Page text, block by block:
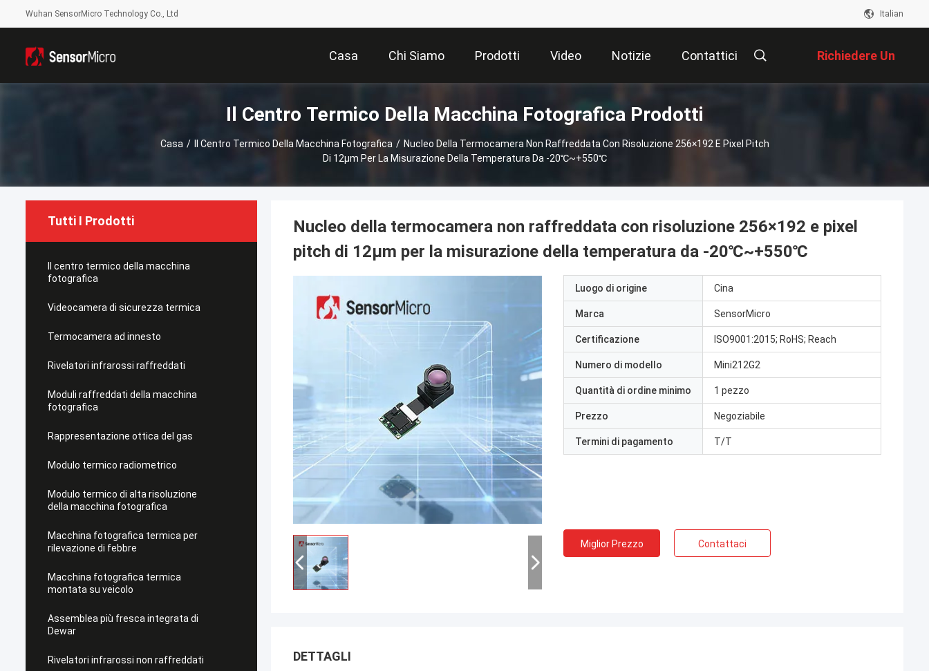
Wuhan SensorMicro Technology Co., Ltd Italian
Casa Chi Siamo Prodotti Video Notizie Contattici Richiedere Un
Preventivo
Il Centro Termico Della Macchina Fotografica Prodotti
Casa / Il Centro Termico Della Macchina Fotografica / Nucleo Della Termocamera Non Raffreddata Con Risoluzione 256×192 E Pixel Pitch
Di 12μm Per La Misurazione Della Temperatura Da -20℃~+550℃
Tutti I Prodotti
Il centro termico della macchina
fotografica
Videocamera di sicurezza termica
Termocamera ad innesto
Rivelatori infrarossi raffreddati
Moduli raffreddati della macchina
fotografica
Rappresentazione ottica del gas
Modulo termico radiometrico
Modulo termico di alta risoluzione
della macchina fotografica
Macchina fotografica termica per
rilevazione di febbre
Macchina fotografica termica
montata su veicolo
Assemblea più fresca integrata di
Dewar
Rivelatori infrarossi non raffreddati
Nucleo della termocamera non raffreddata con risoluzione 256×192 e pixel
pitch di 12μm per la misurazione della temperatura da -20℃~+550℃
Luogo di origine Cina
Marca SensorMicro
Certificazione ISO9001:2015; RoHS; Reach
Numero di modello Mini212G2
Quantità di ordine minimo 1 pezzo
Prezzo Negoziabile
Termini di pagamento T/T
Miglior Prezzo Contattaci
DETTAGLI